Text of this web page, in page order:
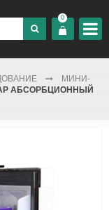
0
МИНИ-
АБСОРБЦИОННЫЙ